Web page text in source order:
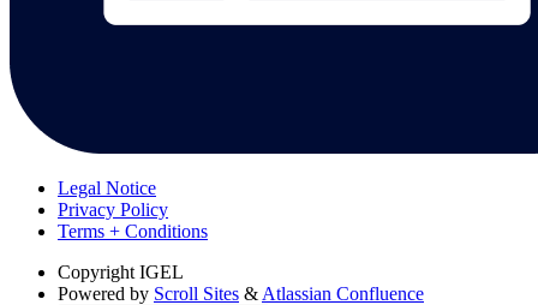
Legal Notice
Privacy Policy
Terms + Conditions
Copyright IGEL
Powered by Scroll Sites & Atlassian Confluence